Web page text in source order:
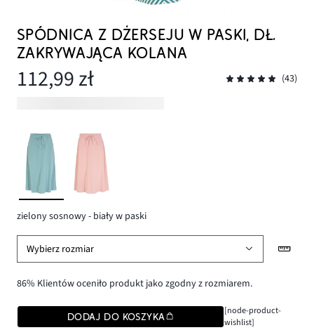
SPÓDNICA Z DŻERSEJU W PASKI, DŁ.
ZAKRYWAJĄCA KOLANA
112,99 zł (43)
zielony sosnowy - biały w paski
Wybierz rozmiar
86% Klientów oceniło produkt jako zgodny z rozmiarem.
DODAJ DO KOSZYKA
[node-product-
wishlist]